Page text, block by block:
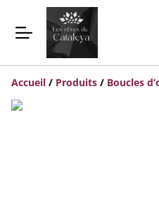
Accueil / Produits / Boucles